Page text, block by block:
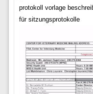
protokoll vorlage
für sitzungsprotokolle